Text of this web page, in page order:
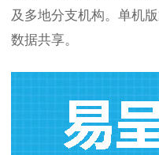
及多地分支机构。单机
数据共享。